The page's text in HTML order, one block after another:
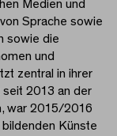
Medien und
Sprache sowie
sowie die
und
zentral in ihrer
seit 2013 an der
war 2015/2016
Künste